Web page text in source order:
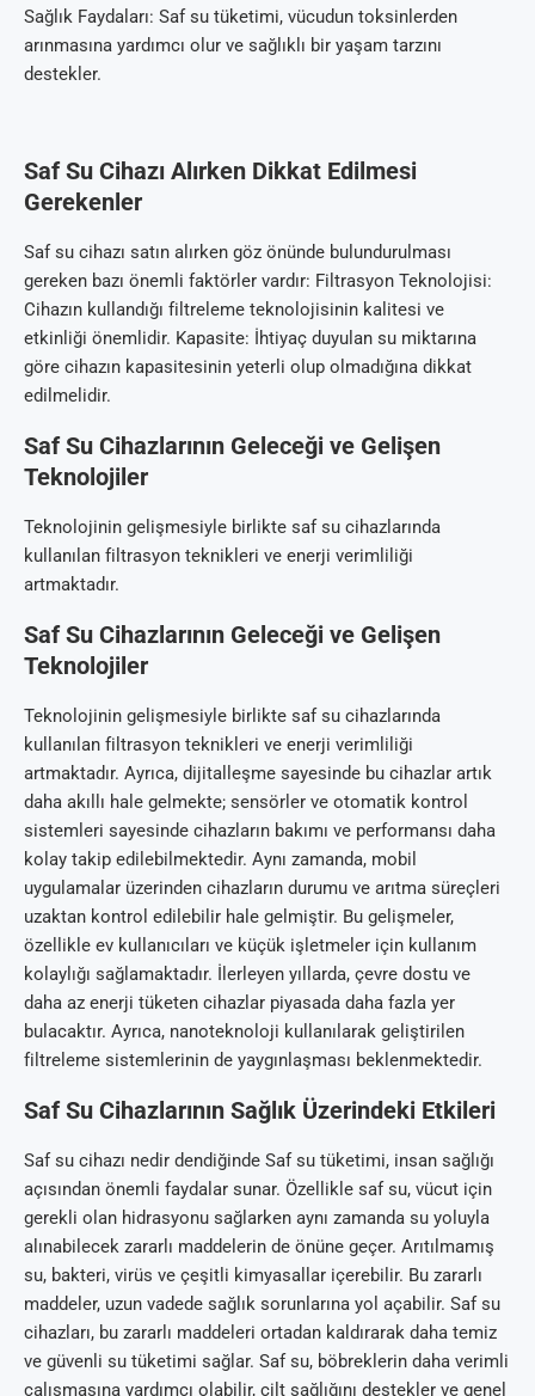
Sağlık Faydaları: Saf su tüketimi, vücudun toksinlerden
arınmasına yardımcı olur ve sağlıklı bir yaşam tarzını
destekler.
Saf Su Cihazı Alırken Dikkat Edilmesi
Gerekenler
Saf su cihazı satın alırken göz önünde bulundurulması
gereken bazı önemli faktörler vardır: Filtrasyon Teknolojisi:
Cihazın kullandığı filtreleme teknolojisinin kalitesi ve
etkinliği önemlidir. Kapasite: İhtiyaç duyulan su miktarına
göre cihazın kapasitesinin yeterli olup olmadığına dikkat
edilmelidir.
Saf Su Cihazlarının Geleceği ve Gelişen
Teknolojiler
Teknolojinin gelişmesiyle birlikte saf su cihazlarında
kullanılan filtrasyon teknikleri ve enerji verimliliği
artmaktadır.
Saf Su Cihazlarının Geleceği ve Gelişen
Teknolojiler
Teknolojinin gelişmesiyle birlikte saf su cihazlarında
kullanılan filtrasyon teknikleri ve enerji verimliliği
artmaktadır. Ayrıca, dijitalleşme sayesinde bu cihazlar artık
daha akıllı hale gelmekte; sensörler ve otomatik kontrol
sistemleri sayesinde cihazların bakımı ve performansı daha
kolay takip edilebilmektedir. Aynı zamanda, mobil
uygulamalar üzerinden cihazların durumu ve arıtma süreçleri
uzaktan kontrol edilebilir hale gelmiştir. Bu gelişmeler,
özellikle ev kullanıcıları ve küçük işletmeler için kullanım
kolaylığı sağlamaktadır. İlerleyen yıllarda, çevre dostu ve
daha az enerji tüketen cihazlar piyasada daha fazla yer
bulacaktır. Ayrıca, nanoteknoloji kullanılarak geliştirilen
filtreleme sistemlerinin de yaygınlaşması beklenmektedir.
Saf Su Cihazlarının Sağlık Üzerindeki Etkileri
Saf su cihazı nedir dendiğinde Saf su tüketimi, insan sağlığı
açısından önemli faydalar sunar. Özellikle saf su, vücut için
gerekli olan hidrasyonu sağlarken aynı zamanda su yoluyla
alınabilecek zararlı maddelerin de önüne geçer. Arıtılmamış
su, bakteri, virüs ve çeşitli kimyasallar içerebilir. Bu zararlı
maddeler, uzun vadede sağlık sorunlarına yol açabilir. Saf su
cihazları, bu zararlı maddeleri ortadan kaldırarak daha temiz
ve güvenli su tüketimi sağlar. Saf su, böbreklerin daha verimli
çalışmasına yardımcı olabilir, cilt sağlığını destekler ve genel